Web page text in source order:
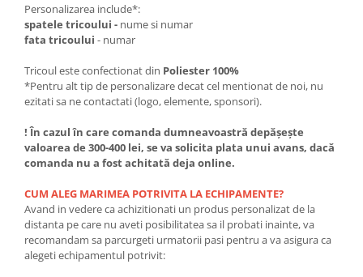
Personalizarea include*:
spatele tricoului - nume si numar
fata tricoului - numar
Tricoul este confectionat din Poliester 100%
*Pentru alt tip de personalizare decat cel mentionat de noi, nu
ezitati sa ne contactati (logo, elemente, sponsori).
! În cazul în care comanda dumneavoastră depășește
valoarea de 300-400 lei, se va solicita plata unui avans, dacă
comanda nu a fost achitată deja online.
CUM ALEG MARIMEA POTRIVITA LA ECHIPAMENTE?
Avand in vedere ca achizitionati un produs personalizat de la
distanta pe care nu aveti posibilitatea sa il probati inainte, va
recomandam sa parcurgeti urmatorii pasi pentru a va asigura ca
alegeti echipamentul potrivit: